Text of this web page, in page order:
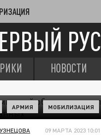
НОВОСТИ
АРМИЯ МОБИЛИЗАЦИЯ
09 МАРТА 2023 10:01